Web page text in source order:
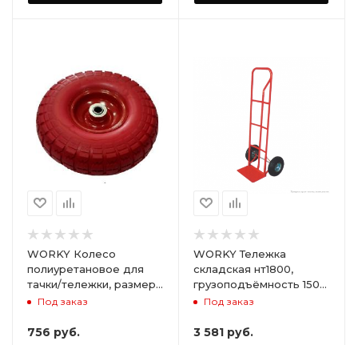
WORKY Колесо
полиуретановое для
тачки/тележки, размер
4,1/3,5-4 ( d 250 мм )
симметричная ступица,
Под заказ
756 руб.
WORKY Тележка
складская нт1800,
грузоподъёмность 150
кг ARD125486
Под заказ
3 581 руб.